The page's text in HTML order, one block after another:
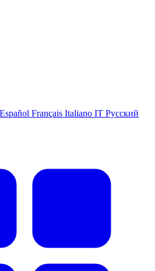
Español Français Italiano IT Русский